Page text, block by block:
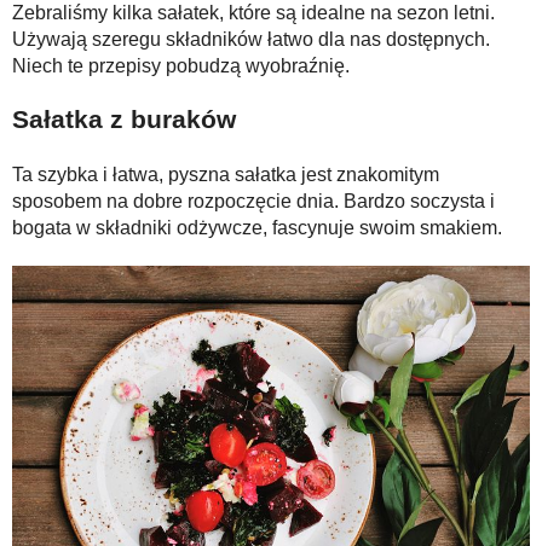
Zebraliśmy kilka sałatek, które są idealne na sezon letni.
Używają szeregu składników łatwo dla nas dostępnych.
Niech te przepisy pobudzą wyobraźnię.
Sałatka z buraków
Ta szybka i łatwa, pyszna sałatka jest znakomitym
sposobem na dobre rozpoczęcie dnia. Bardzo soczysta i
bogata w składniki odżywcze, fascynuje swoim smakiem.